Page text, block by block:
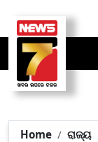
Home
ରାଜ୍ୟ